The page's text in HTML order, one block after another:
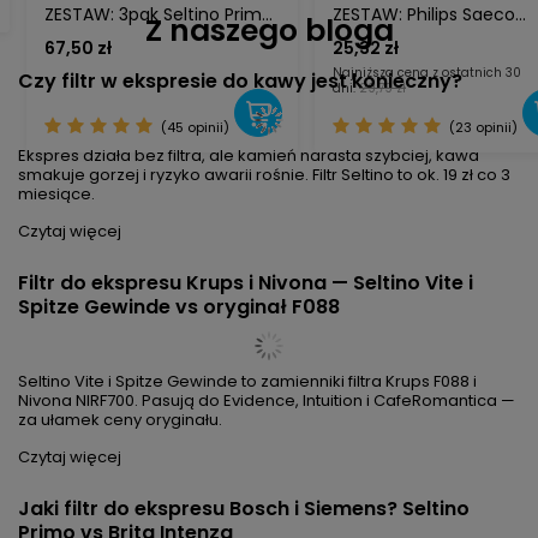
ZESTAW: 3pak Seltino Primo
zamiennik do Brita Intenza
TZ70003 + tabletki
czyszczące + tabletki
odkamieniające +
szczoteczka
67,50 zł
(45 opinii)
ZESTAW: Philips Saeco
Odkamieniacz 250ml
CA6700/10 + tabletki
czyszczące Seltino
25,32 zł
Najniższa cena z ostatnich 30
dni:29,79 zł
(23 opinii)
Z naszego bloga
Czy filtr w ekspresie do kawy jest konieczny?
Ekspres działa bez filtra, ale kamień narasta szybciej, kawa
smakuje gorzej i ryzyko awarii rośnie. Filtr Seltino to ok. 19 zł co 3
Czytaj więcej